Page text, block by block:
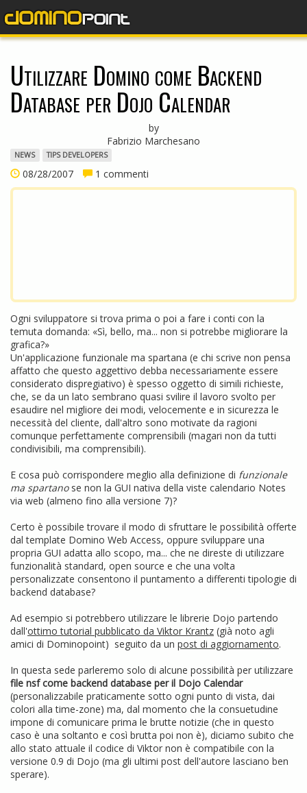
Utilizzare Domino come Backend
Database per Dojo Calendar
by
Fabrizio Marchesano
NEWS TIPS DEVELOPERS
08/28/2007 1 commenti
Ogni sviluppatore si trova prima o poi a fare i conti con la
temuta domanda: «Sì, bello, ma... non si potrebbe migliorare la
grafica?»
Un'applicazione funzionale ma spartana (e chi scrive non pensa
affatto che questo aggettivo debba necessariamente essere
considerato dispregiativo) è spesso oggetto di simili richieste,
che, se da un lato sembrano quasi svilire il lavoro svolto per
esaudire nel migliore dei modi, velocemente e in sicurezza le
necessità del cliente, dall'altro sono motivate da ragioni
comunque perfettamente comprensibili (magari non da tutti
condivisibili, ma comprensibili).
E cosa può corrispondere meglio alla definizione di funzionale
ma spartano se non la GUI nativa della viste calendario Notes
via web (almeno fino alla versione 7)?
Certo è possibile trovare il modo di sfruttare le possibilità offerte
dal template Domino Web Access, oppure sviluppare una
propria GUI adatta allo scopo, ma... che ne direste di utilizzare
funzionalità standard, open source e che una volta
personalizzate consentono il puntamento a differenti tipologie di
backend database?
Ad esempio si potrebbero utilizzare le librerie Dojo partendo
dall'ottimo tutorial pubblicato da Viktor Krantz (già noto agli
amici di Dominopoint) seguito da un post di aggiornamento.
In questa sede parleremo solo di alcune possibilità per utilizzare
file nsf come backend database per il Dojo Calendar
(personalizzabile praticamente sotto ogni punto di vista, dai
colori alla time-zone) ma, dal momento che la consuetudine
impone di comunicare prima le brutte notizie (che in questo
caso è una soltanto e così brutta poi non è), diciamo subito che
allo stato attuale il codice di Viktor non è compatibile con la
versione 0.9 di Dojo (ma gli ultimi post dell'autore lasciano ben
sperare).